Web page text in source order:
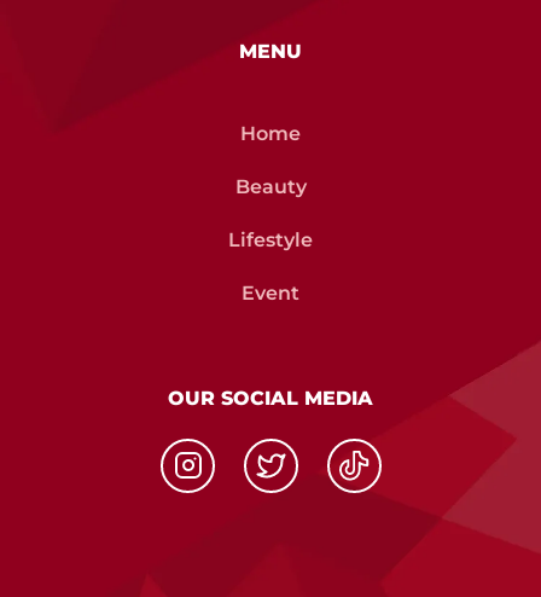
MENU
Home
Beauty
Lifestyle
Event
OUR SOCIAL MEDIA